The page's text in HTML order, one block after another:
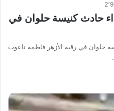
حادث كنيسة حلوان في
حلوان في رقبة الأزهر فاطمة ناعوت